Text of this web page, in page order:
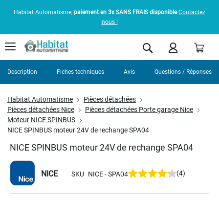
Habitat Automatisme, paiement en 3x SANS FRAIS disponible Contactez
nous !
Rechercher
Habitat Automatisme
Pièces détachées
Pièces détachées Nice
Pièces détachées Porte garage Nice
Moteur NICE SPINBUS
NICE SPINBUS moteur 24V de rechange SPA04
NICE SPINBUS moteur 24V de rechange SPA04
NICE SKU NICE - SPA04 (4)
Description Fiches techniques Avis Questions / Réponses